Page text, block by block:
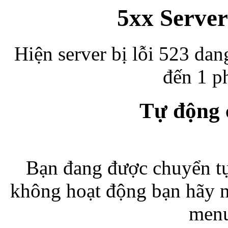
5xx
Hiện server bị lỗi 523
đến 1
Tự động
Bạn đang được chuyển
không hoạt động bạn hãy